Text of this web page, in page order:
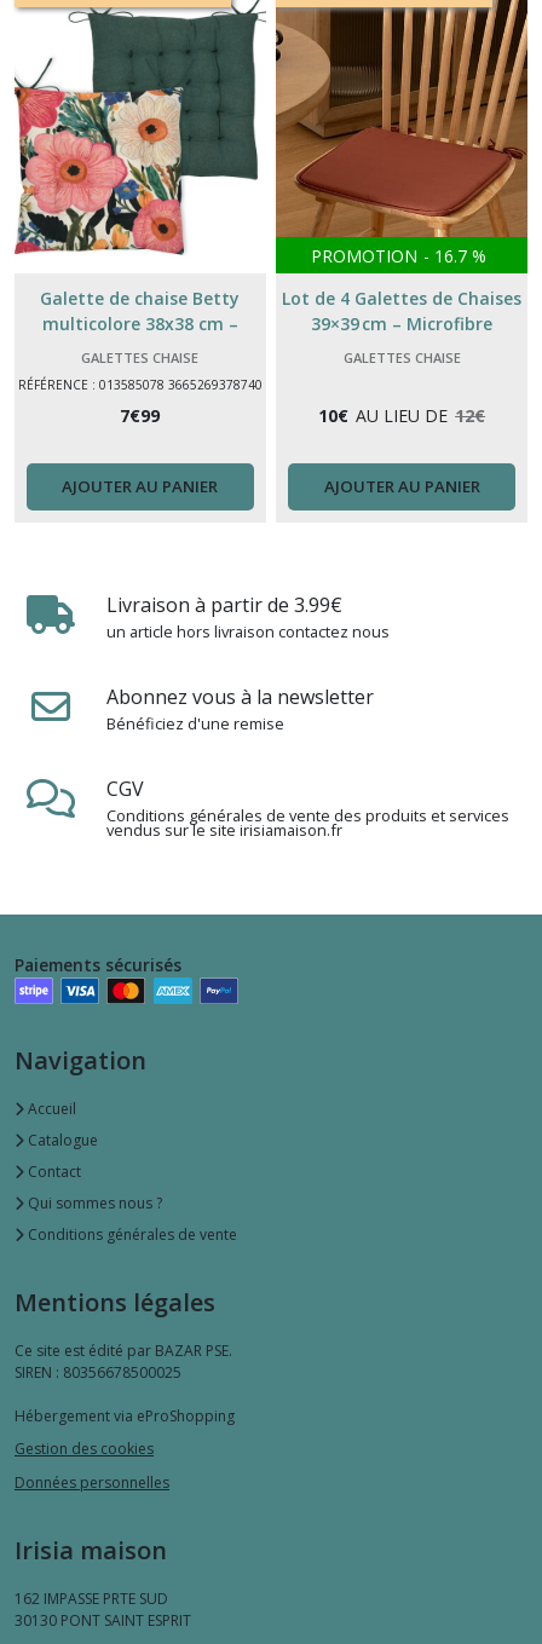
Galette de chaise Betty
multicolore 38x38 cm –
Coussin de chaise
confortable et décoratif
GALETTES CHAISE
RÉFÉRENCE : 013585078 3665269378740
7€99
AJOUTER AU PANIER
PROMOTION - 16.7 %
Lot de 4 Galettes de Chaises
39×39 cm – Microfibre
Confort (Terracotta / Bleu
GALETTES CHAISE
10€ AU LIEU DE 12€
AJOUTER AU PANIER
Livraison à partir de 3.99€
un article hors livraison contactez nous
Abonnez vous à la newsletter
Bénéficiez d'une remise
CGV
Conditions générales de vente des produits et services
vendus sur le site irisiamaison.fr
Paiements sécurisés
Navigation
Accueil
Catalogue
Contact
Qui sommes nous ?
Conditions générales de vente
Mentions légales
Ce site est édité par BAZAR PSE.
SIREN : 80356678500025
Hébergement via eProShopping
Gestion des cookies
Données personnelles
Irisia maison
162 IMPASSE PRTE SUD
30130 PONT SAINT ESPRIT